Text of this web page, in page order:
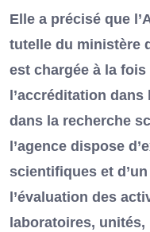
Elle a précisé que
tutelle du ministère
est chargée à la fois
l’accréditation
dans la recherche
l’agence dispose
scientifiques et
l’évaluation des
laboratoires,